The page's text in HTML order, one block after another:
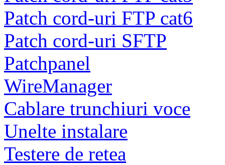
Patch cord-uri FTP cat6
Patch cord-uri SFTP
Patchpanel
WireManager
Cablare trunchiuri voce
Unelte instalare
Testere de retea